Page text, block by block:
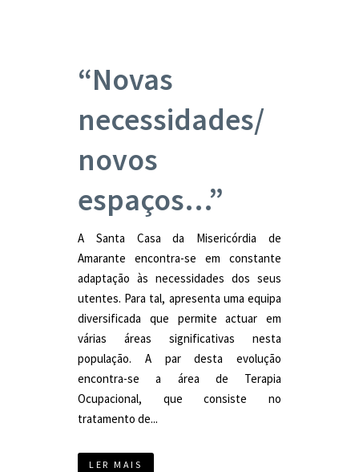
“Novas
necessidades/
novos
espaços…”
A Santa Casa da Misericórdia de
Amarante encontra-se em constante
adaptação às necessidades dos seus
utentes. Para tal, apresenta uma equipa
diversificada que permite actuar em
várias áreas significativas nesta
população. A par desta evolução
encontra-se a área de Terapia
Ocupacional, que consiste no
tratamento de...
LER MAIS